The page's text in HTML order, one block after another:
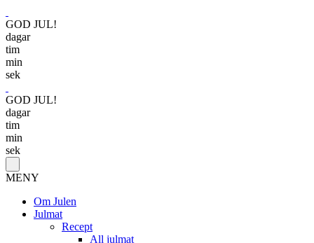
GOD JUL!
dagar
tim
min
sek
GOD JUL!
dagar
tim
min
sek
MENY
Om Julen
Julmat
Recept
All julmat